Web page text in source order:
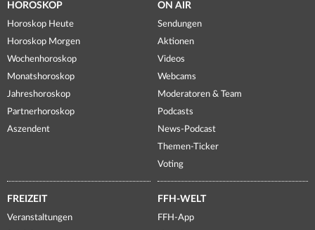
HOROSKOP
Horoskop Heute
Horoskop Morgen
Wochenhoroskop
Monatshoroskop
Jahreshoroskop
Partnerhoroskop
Aszendent
ON AIR
Sendungen
Aktionen
Videos
Webcams
Moderatoren & Team
Podcasts
News-Podcast
Themen-Ticker
Voting
FREIZEIT
Veranstaltungen
FFH-WELT
FFH-App